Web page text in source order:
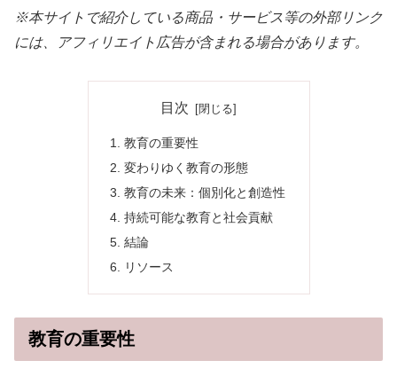
※本サイトで紹介している商品・サービス等の外部リンク
には、アフィリエイト広告が含まれる場合があります。
目次
教育の重要性
変わりゆく教育の形態
教育の未来：個別化と創造性
持続可能な教育と社会貢献
結論
リソース
教育の重要性